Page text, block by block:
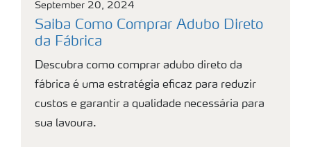
September 20, 2024
Saiba Como Comprar Adubo Direto
da Fábrica
Descubra como comprar adubo direto da
fábrica é uma estratégia eficaz para reduzir
custos e garantir a qualidade necessária para
sua lavoura.